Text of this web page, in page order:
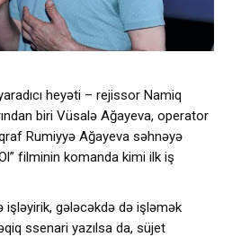
heyəti – rejissor Namiq
biri Vüsalə Ağayeva, operator
Rumiyyə Ağayeva səhnəyə
filminin komanda kimi ilk iş
işləyirik, gələcəkdə də işləmək
ssenari yazılsa da, süjet